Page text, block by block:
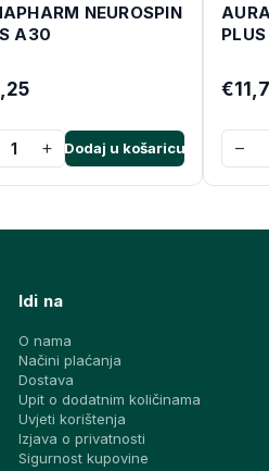
NEUROSPIN
A30
+ Dodaj u košaricu −
Idi na
O nama
Načini plaćanja
Dostava
Upit o dodatnim količinama
Uvjeti korištenja
Izjava o privatnosti
Sigurnost kupovine